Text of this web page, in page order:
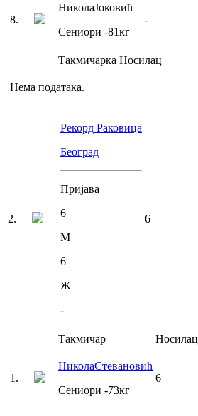
8.
НиколаЈоковић
Сениори -81кг
-
Такмичарка Носилац
Нема података.
2.
Рекорд Раковица
Београд
Пријава
6
М
6
Ж
-
6
Такмичар Носилац
1 .
НиколаСтевановић
Сениори -73кг
6